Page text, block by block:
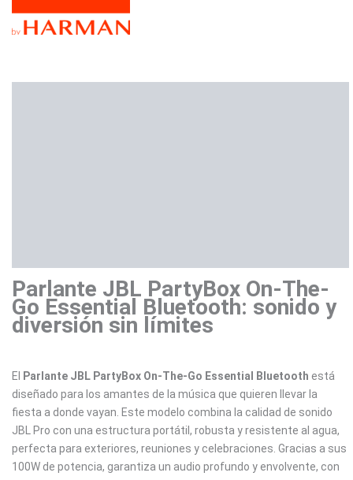
Parlante JBL PartyBox On-The-
Go Essential Bluetooth: sonido y
diversión sin límites
El Parlante JBL PartyBox On-The-Go Essential Bluetooth está
diseñado para los amantes de la música que quieren llevar la
fiesta a donde vayan. Este modelo combina la calidad de sonido
JBL Pro con una estructura portátil, robusta y resistente al agua,
perfecta para exteriores, reuniones y celebraciones. Gracias a sus
100W de potencia, garantiza un audio profundo y envolvente, con